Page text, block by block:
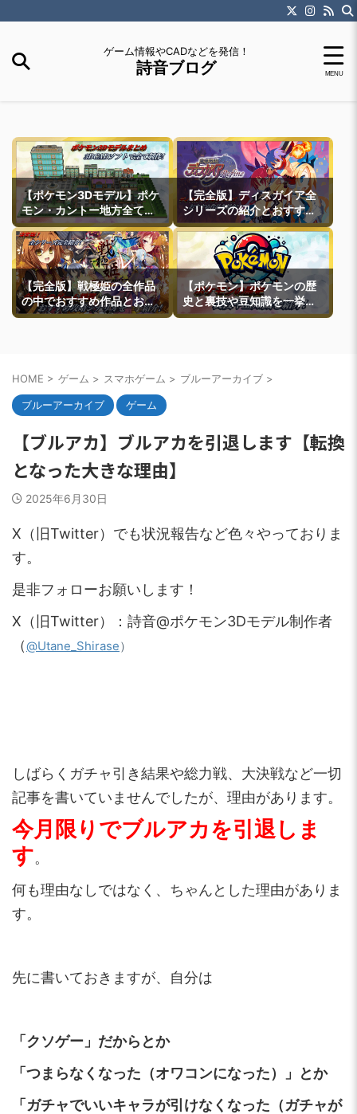
ゲーム情報やCADなどを発信！
詩音ブログ
【ポケモン3Dモデル】ポケ
モン・カントー地方全ての
町モデルなどを紹介
【完全版】ディスガイア全
シリーズの紹介とおすすめ
作品紹介
【完全版】戦極姫の全作品
の中でおすすめ作品とおす
すめ攻略ルートを一挙紹介
【ポケモン】ポケモンの歴
史と裏技や豆知識を一挙紹
介
HOME > ゲーム > スマホゲーム > ブルーアーカイブ >
ブルーアーカイブ ゲーム
【ブルアカ】ブルアカを引退します【転換
となった大きな理由】
2025年6月30日
X（旧Twitter）でも状況報告など色々やっておりま
す。
是非フォローお願いします！
X（旧Twitter）：詩音@ポケモン3Dモデル制作者
（@Utane_Shirase）
しばらくガチャ引き結果や総力戦、大決戦など一切
記事を書いていませんでしたが、理由があります。
今月限りでブルアカを引退しま
す。
何も理由なしではなく、ちゃんとした理由がありま
す。
先に書いておきますが、自分は
「クソゲー」だからとか
「つまらなくなった（オワコンになった）」とか
「ガチャでいいキャラが引けなくなった（ガチャが